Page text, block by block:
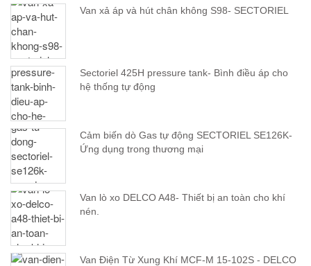
Van xả áp và hút chân không S98- SECTORIEL
Sectoriel 425H pressure tank- Bình điều áp cho
hệ thống tự động
Cảm biến dò Gas tự động SECTORIEL SE126K-
Ứng dụng trong thương mại
Van lò xo DELCO A48- Thiết bị an toàn cho khí
nén.
Van Điện Từ Xung Khí MCF-M 15-102S - DELCO